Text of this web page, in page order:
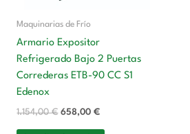
Maquinarias de Frío
Armario Expositor
Refrigerado Bajo 2 Puertas
Correderas ETB-90 CC S1
Edenox
1.154,00€ 658,00€